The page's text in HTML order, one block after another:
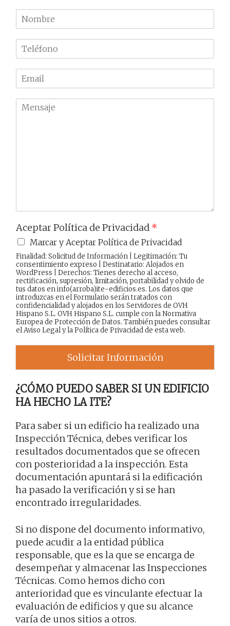
N
o
m
r
e
l
f
m
a
M
Aceptar Política de Privacidad *
Marcar y Aceptar Política de Privacidad
Finalidad: Solicitud de Información | Legitimación: Tu
consentimiento expreso | Destinatario: Alojados en
WordPress | Derechos: Tienes derecho al acceso,
rectificación, supresión, limitación, portabilidad y olvido de
tus datos en info(arroba)ite-edificios.es. Los datos que
introduzcas en el Formulario serán tratados con
confidencialidad y alojados en los Servidores de OVH
Hispano S.L. OVH Hispano S.L. cumple con la Normativa
Europea de Protección de Datos. También puedes consultar
elAviso Legaly laPolítica de Privacidadde esta web.
Solicitar Información
¿CÓMO PUEDO SABER SI UN EDIFICIO
HA HECHO LA ITE?
Para saber si un edificio ha realizado una
Inspección Técnica, debes verificar los
resultados documentados que se ofrecen
con posterioridad a la inspección. Esta
documentación apuntará si la edificación
ha pasado la verificación y si se han
encontrado irregularidades.
Si no dispone del documento informativo,
puede acudir a la entidad pública
responsable, que es la que se encarga de
desempeñar y almacenar las Inspecciones
Técnicas. Como hemos dicho con
anterioridad que es vinculante efectuar la
evaluación de edificios y que su alcance
varía de unos sitios a otros.